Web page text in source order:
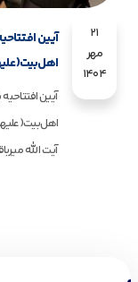
21
مهر
1404
آیین
آیین
آیت الله